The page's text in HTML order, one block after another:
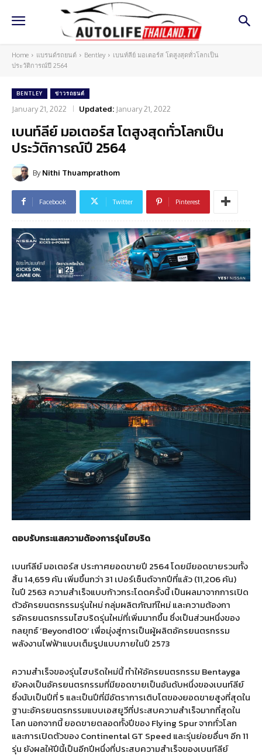
Home แบรนด์รถยนต์ Bentley
เบนท์ลีย์ มอเตอร์ส โตสูงสุดทั่วโลกเป็น
ประวัติการณ์ปี 2564
BENTLEY ข่าวรถยนต์
January 21, 2022 Updated: January 21, 2022
เบนท์ลีย์ มอเตอร์ส โตสูงสุดทั่วโลกเป็น
ประวัติการณ์ปี 2564
By Nithi Thuamprathom
Facebook Twitter Pinterest
ตอบรับกระแสความต้องการรุ่นไฮบริด
เบนท์ลีย์ มอเตอร์ส ประกาศยอดขายปี 2564 โดยมียอดขายรวมทั้ง
สิ้น 14,659 คัน เพิ่มขึ้นกว่า 31 เปอร์เซ็นต์จากปีที่แล้ว (11,206 คัน)
ในปี 2563 ความสำเร็จแบบก้าวกระโดดครั้งนี้ เป็นผลมาจากการเปิด
ตัวอัครยนตรกรรมรุ่นใหม่ กลุ่มผลิตภัณฑ์ใหม่ และความต้องกา
รอัครยนตรกรรมไฮบริดรุ่นใหม่ที่เพิ่มมากขึ้น ซึ่งเป็นส่วนหนึ่งของ
กลยุทธ์ ‘Beyond100’ เพื่อมุ่งสู่การเป็นผู้ผลิตอัครยนตรกรรม
พลังงานไฟฟ้าแบบเต็มรูปแบบภายในปี 2573
ความสำเร็จของรุ่นไฮบริดใหม่นี้ ทำให้อัครยนตรกรรม Bentayga
ยังคงเป็นอัครยนตรกรรมที่มียอดขายเป็นอันดับหนึ่งของเบนท์ลีย์
ซึ่งนับเป็นปีที่ 5 และเป็นปีที่มีอัตราการเติบโตของยอดขายสูงที่สุดใน
ฐานะอัครยนตรกรรมแบบเอสยูวีที่ประสบความสำเร็จมากที่สุดใน
โลก นอกจากนี้ ยอดขายตลอดทั้งปีของ Flying Spur จากทั่วโลก
และการเปิดตัวของ Continental GT Speed และรุ่นย่อยอื่นๆ อีก 11
รุ่น ยังผลให้ปีนี้เป็นอีกปีหนึ่งที่ประสบความสำเร็จของเบนท์ลีย์